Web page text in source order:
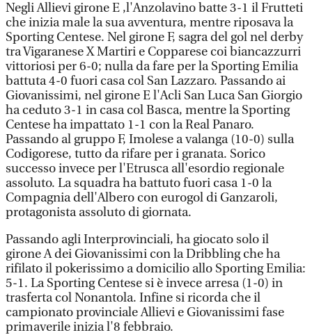
Negli Allievi girone E ,l'Anzolavino batte 3-1 il Frutteti
che inizia male la sua avventura, mentre riposava la
Sporting Centese. Nel girone F, sagra del gol nel derby
tra Vigaranese X Martiri e Copparese coi biancazzurri
vittoriosi per 6-0; nulla da fare per la Sporting Emilia
battuta 4-0 fuori casa col San Lazzaro. Passando ai
Giovanissimi, nel girone E l'Acli San Luca San Giorgio
ha ceduto 3-1 in casa col Basca, mentre la Sporting
Centese ha impattato 1-1 con la Real Panaro.
Passando al gruppo F, Imolese a valanga (10-0) sulla
Codigorese, tutto da rifare per i granata. Sorico
successo invece per l'Etrusca all'esordio regionale
assoluto. La squadra ha battuto fuori casa 1-0 la
Compagnia dell'Albero con eurogol di Ganzaroli,
protagonista assoluto di giornata.
Passando agli Interprovinciali, ha giocato solo il
girone A dei Giovanissimi con la Dribbling che ha
rifilato il pokerissimo a domicilio allo Sporting Emilia:
5-1. La Sporting Centese si è invece arresa (1-0) in
trasferta col Nonantola. Infine si ricorda che il
campionato provinciale Allievi e Giovanissimi fase
primaverile inizia l'8 febbraio.